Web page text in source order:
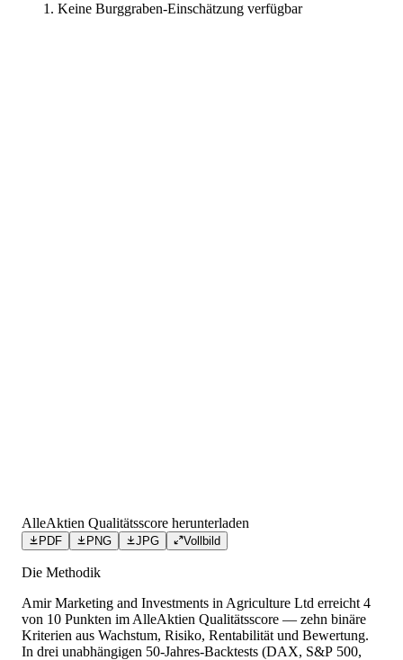
Keine Burggraben-Einschätzung verfügbar
AlleAktien Qualitätsscore herunterladen
PDF PNG JPG Vollbild
Die Methodik
Amir Marketing and Investments in Agriculture Ltd erreicht 4
von 10 Punkten im AlleAktien Qualitätsscore — zehn binäre
Kriterien aus Wachstum, Risiko, Rentabilität und Bewertung.
In drei unabhängigen 50-Jahres-Backtests (DAX, S&P 500,